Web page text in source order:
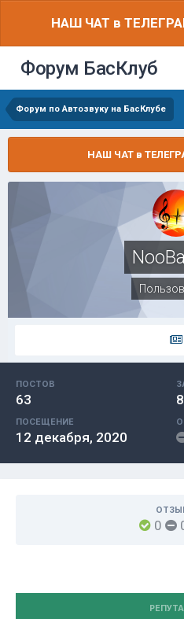
НАШ ЧАТ в
Форум БасКлуб
Форум по Автозвуку на БасКлубе
НАШ ЧАТ в
ПОСТОВ
63
ПОСЕЩЕНИЕ
12 декабря, 2020
0